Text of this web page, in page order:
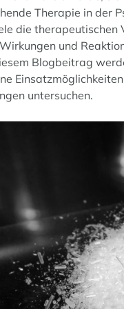
Therapie in der
die therapeutischen
und
Blogbeitrag
untersuchen.